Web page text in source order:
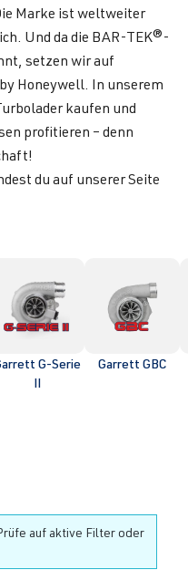
Marke ist weltweiter
Und da die BAR-TEK®-
setzen wir auf
Honeywell. In unserem
kaufen und
profitieren – denn
du auf unserer Seite
G-Serie
II
Garrett GBC
auf aktive Filter oder